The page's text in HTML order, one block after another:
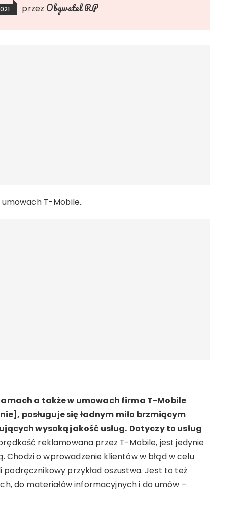
przez Obywatel RP
T-Mobile..
a także w umowach firma T-Mobile
posługuje się ładnym miło brzmiącym
wysoką jakość usług. Dotyczy to usług
reklamowana przez T-Mobile, jest jedynie
o wprowadzenie klientów w błąd w celu
przykład oszustwa. Jest to też
do materiałów informacyjnych i do umów –